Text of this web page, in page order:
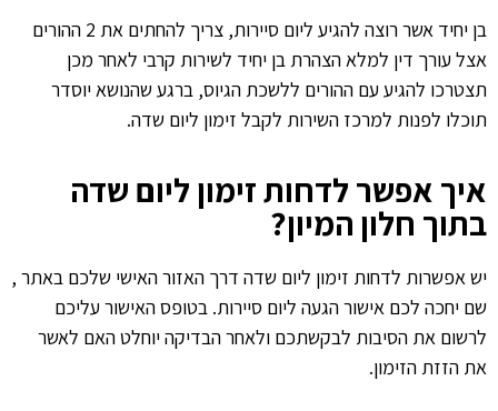
בן יחיד אשר רוצה להגיע ליום סיירות, צריך להחתים את 2 ההורים
אצל עורך דין למלא הצהרת בן יחיד לשירות קרבי לאחר מכן
תצטרכו להגיע עם ההורים ללשכת הגיוס, ברגע שהנושא יוסדר
תוכלו לפנות למרכז השירות לקבל זימון ליום שדה.
איך אפשר לדחות זימון ליום שדה
בתוך חלון המיון?
יש אפשרות לדחות זימון ליום שדה דרך האזור האישי שלכם באתר ,
שם יחכה לכם אישור הגעה ליום סיירות. בטופס האישור עליכם
לרשום את הסיבות לבקשתכם ולאחר הבדיקה יוחלט האם לאשר
את הזזת הזימון.